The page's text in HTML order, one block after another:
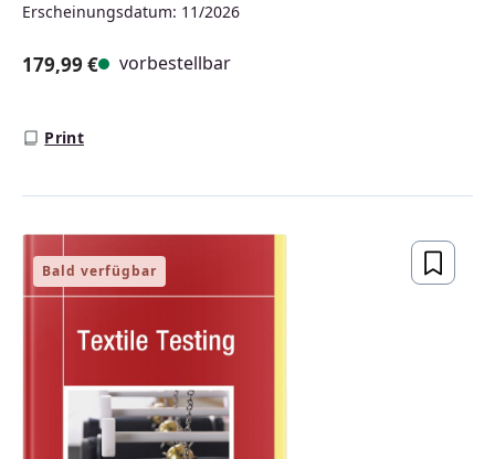
Erscheinungsdatum: 11/2026
179,99 € vorbestellbar
Print
Bald verfügbar